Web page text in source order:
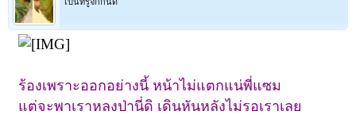
ร้องเพราะออกอย่างนี้ หน้าไม่แตกแน่พี่แซม
แต่จะพาเราหลงป่านี่ดิ เดินหันหลังไม่รอเราเลย